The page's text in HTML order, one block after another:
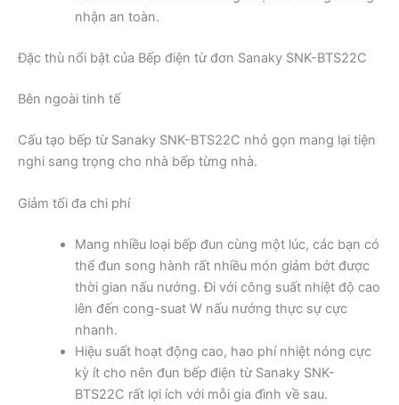
nhận an toàn.
Đặc thù nổi bật của Bếp điện từ đơn Sanaky SNK-BTS22C
Bên ngoài tinh tế
Cấu tạo bếp từ Sanaky SNK-BTS22C nhỏ gọn mang lại tiện
nghi sang trọng cho nhà bếp từng nhà.
Giảm tối đa chi phí
Mang nhiều loại bếp đun cùng một lúc, các bạn có
thể đun song hành rất nhiều món giảm bớt được
thời gian nấu nướng. Đi với công suất nhiệt độ cao
lên đến cong-suat W nấu nướng thực sự cực
nhanh.
Hiệu suất hoạt động cao, hao phí nhiệt nóng cực
kỳ ít cho nên đun bếp điện từ Sanaky SNK-
BTS22C rất lợi ích với mỗi gia đình về sau.